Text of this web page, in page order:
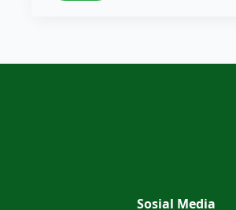
Sosial Media